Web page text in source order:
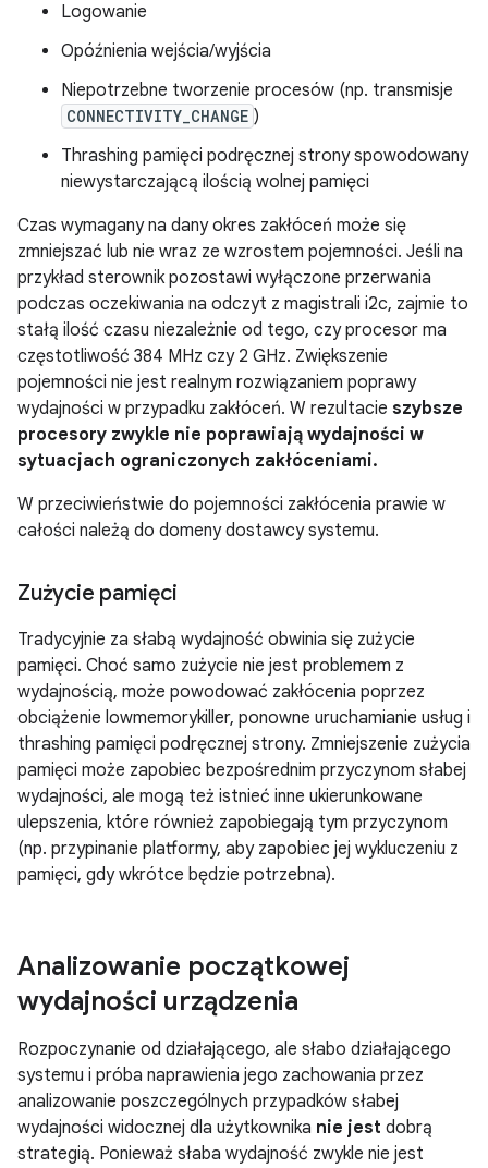
Logowanie
Opóźnienia wejścia/wyjścia
Niepotrzebne tworzenie procesów (np. transmisje
CONNECTIVITY_CHANGE )
Thrashing pamięci podręcznej strony spowodowany
niewystarczającą ilością wolnej pamięci
Czas wymagany na dany okres zakłóceń może się
zmniejszać lub nie wraz ze wzrostem pojemności. Jeśli na
przykład sterownik pozostawi wyłączone przerwania
podczas oczekiwania na odczyt z magistrali i2c, zajmie to
stałą ilość czasu niezależnie od tego, czy procesor ma
częstotliwość 384 MHz czy 2 GHz. Zwiększenie
pojemności nie jest realnym rozwiązaniem poprawy
wydajności w przypadku zakłóceń. W rezultacie szybsze
procesory zwykle nie poprawiają wydajności w
sytuacjach ograniczonych zakłóceniami.
W przeciwieństwie do pojemności zakłócenia prawie w
całości należą do domeny dostawcy systemu.
Zużycie pamięci
Tradycyjnie za słabą wydajność obwinia się zużycie
pamięci. Choć samo zużycie nie jest problemem z
wydajnością, może powodować zakłócenia poprzez
obciążenie lowmemorykiller, ponowne uruchamianie usług i
thrashing pamięci podręcznej strony. Zmniejszenie zużycia
pamięci może zapobiec bezpośrednim przyczynom słabej
wydajności, ale mogą też istnieć inne ukierunkowane
ulepszenia, które również zapobiegają tym przyczynom
(np. przypinanie platformy, aby zapobiec jej wykluczeniu z
pamięci, gdy wkrótce będzie potrzebna).
Analizowanie początkowej
wydajności urządzenia
Rozpoczynanie od działającego, ale słabo działającego
systemu i próba naprawienia jego zachowania przez
analizowanie poszczególnych przypadków słabej
wydajności widocznej dla użytkownika nie jest dobrą
strategią. Ponieważ słaba wydajność zwykle nie jest